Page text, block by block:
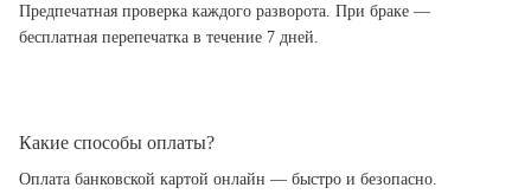
Предпечатная проверка каждого разворота. При браке —
бесплатная перепечатка в течение 7 дней.
Какие способы оплаты?
Оплата банковской картой онлайн — быстро и безопасно.